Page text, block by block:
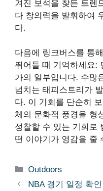
겨진 보석을 찾든 트렌
다 창의력을 발휘하여
다.
다음에 링크버스를 통
뛰어들 때 기억하세요:
가의 일부입니다. 수많
넘치는 태피스트리가
다. 이 기회를 단순히
체의 문화적 풍경을 형
성찰할 수 있는 기회로
떤 이야기가 영감을 줄
Categories
Outdoors
NBA 경기 일정 확